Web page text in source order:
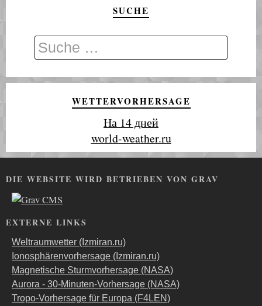
SUCHE
WETTERVORHERSAGE
На 14 дней
world-weather.ru
DIE WEBSITE WIRD BETRIEBEN VON GRAV
EXTERNE LINKS
Weltraumwetter (Izmiran.ru)
Ionosphärenvorhersage (Izmiran.ru)
Magnetische Sturmvorhersage (NASA)
Aurora - 30-Minuten-Vorhersage (NASA)
Tropo-Vorhersage für Europa (F4LEN)